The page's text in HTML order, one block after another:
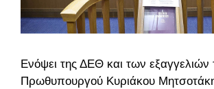
Ενόψει της ΔΕΘ και των εξαγγελιών
Πρωθυπουργού Κυριάκου